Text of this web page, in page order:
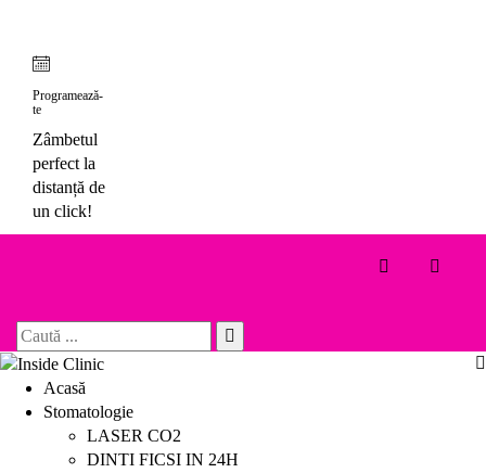
content
Programează-
te
Zâmbetul
perfect la
distanță de
un click!
Toggle
Search
for:
Acasă
Stomatologie
LASER CO2
DINTI FICSI IN 24H